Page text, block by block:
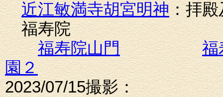
近江敏満寺胡宮明神：拝
福寿院
福寿院山門
福
園２
2023/07/15撮影：